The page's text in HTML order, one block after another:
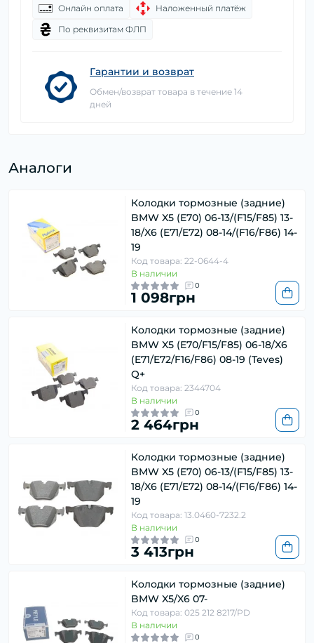
Онлайн оплата
Наложенный платёж
По реквизитам ФЛП
Гарантии и возврат
Обмен/возврат товара в течение 14
дней
Аналоги
Колодки тормозные (задние)
BMW X5 (E70) 06-13/(F15/F85) 13-
18/X6 (E71/E72) 08-14/(F16/F86) 14-
19
Код товара: 22-0644-4
В наличии
0
1 098грн
Колодки тормозные (задние)
BMW X5 (E70/F15/F85) 06-18/X6
(E71/E72/F16/F86) 08-19 (Teves)
Q+
Код товара: 2344704
В наличии
0
2 464грн
Колодки тормозные (задние)
BMW X5 (E70) 06-13/(F15/F85) 13-
18/X6 (E71/E72) 08-14/(F16/F86) 14-
19
Код товара: 13.0460-7232.2
В наличии
0
3 413грн
Колодки тормозные (задние)
BMW X5/X6 07-
Код товара: 025 212 8217/PD
В наличии
0